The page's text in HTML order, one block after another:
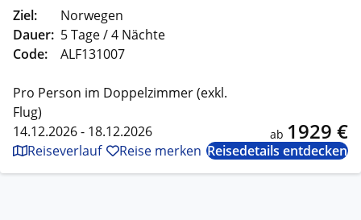
Ziel:
Norwegen
Dauer: 5 Tage / 4 Nächte
Code:
ALF131007
Pro Person im Doppelzimmer (exkl.
Flug)
14.12.2026 - 18.12.2026
ab 1929 €
Reiseverlauf Reise merken Reisedetails entdecken